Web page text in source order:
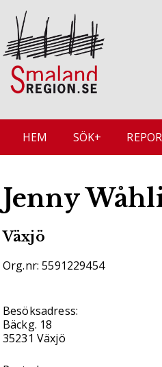
HEM SÖK+
Jenny
Växjö
Org.nr: 5591229454
Besöksadress:
Bäckg. 18
35231 Växjö